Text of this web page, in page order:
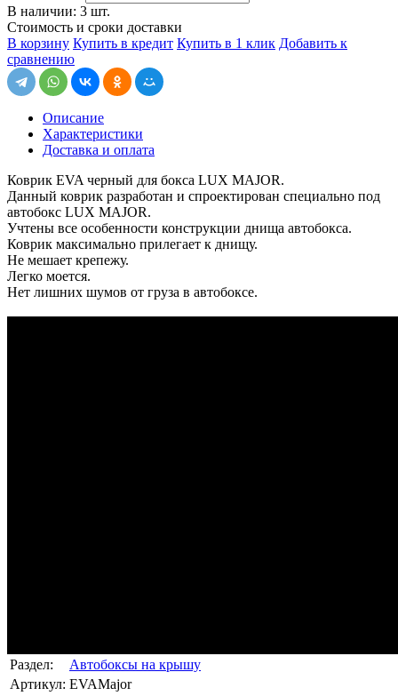
В наличии: 3 шт.
Стоимость и сроки доставки
В корзину Купить в кредит Купить в 1 клик Добавить к
сравнению
Описание
Характеристики
Доставка и оплата
Коврик EVA черный для бокса LUX MAJOR.
Данный коврик разработан и спроектирован специально под
автобокс LUX MAJOR.
Учтены все особенности конструкции днища автобокса.
Коврик максимально прилегает к днищу.
Не мешает крепежу.
Легко моется.
Нет лишних шумов от груза в автобоксе.
Раздел:
Автобоксы на крышу
Артикул: EVAMajor